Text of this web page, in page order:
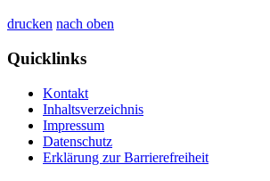
drucken nach oben
Quicklinks
Kontakt
Inhaltsverzeichnis
Impressum
Datenschutz
Erklärung zur Barrierefreiheit